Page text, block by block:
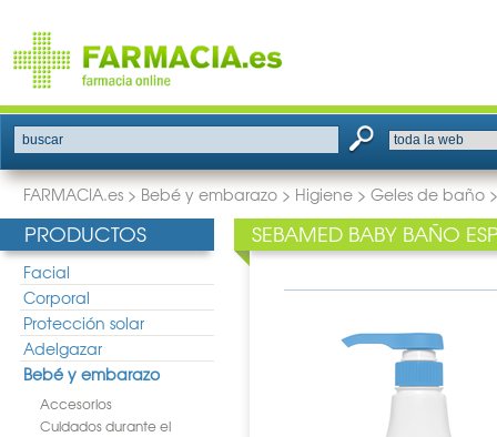
buscar
FARMACIA.es > Bebé y embarazo > Higiene > Geles de baño
PRODUCTOS
Facial
Corporal
Protección solar
Adelgazar
Bebé y embarazo
Accesorios
Cuidados durante el
SEBAMED BABY BAÑO